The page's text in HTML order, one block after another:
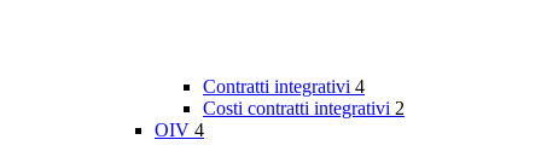
Contratti integrativi 4
Costi contratti integrativi 2
OIV 4